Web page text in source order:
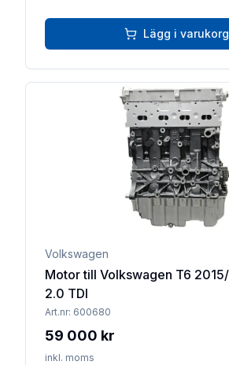
Lägg i varukorg
Volkswagen
Motor till Volkswagen T6
2.0 TDI
Art.nr: 600680
59 000 kr
inkl. moms